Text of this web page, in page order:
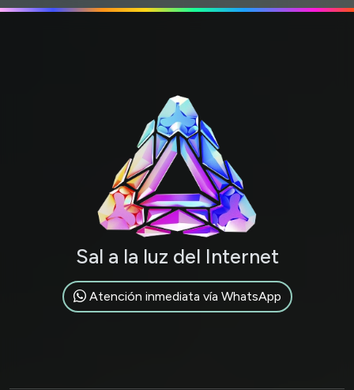
Sal a la luz del Internet
Atención inmediata vía WhatsApp